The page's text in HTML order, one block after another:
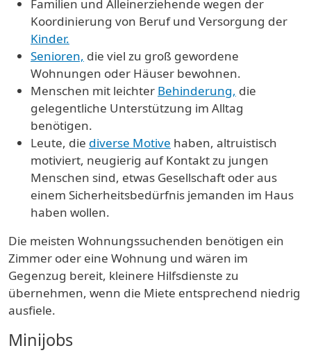
Familien und Alleinerziehende wegen der
Koordinierung von Beruf und Versorgung der
Kinder.
Senioren, die viel zu groß gewordene
Wohnungen oder Häuser bewohnen.
Menschen mit leichter Behinderung, die
gelegentliche Unterstützung im Alltag
benötigen.
Leute, die diverse Motive haben, altruistisch
motiviert, neugierig auf Kontakt zu jungen
Menschen sind, etwas Gesellschaft oder aus
einem Sicherheitsbedürfnis jemanden im Haus
haben wollen.
Die meisten Wohnungssuchenden benötigen ein
Zimmer oder eine Wohnung und wären im
Gegenzug bereit, kleinere Hilfsdienste zu
übernehmen, wenn die Miete entsprechend niedrig
ausfiele.
Minijobs